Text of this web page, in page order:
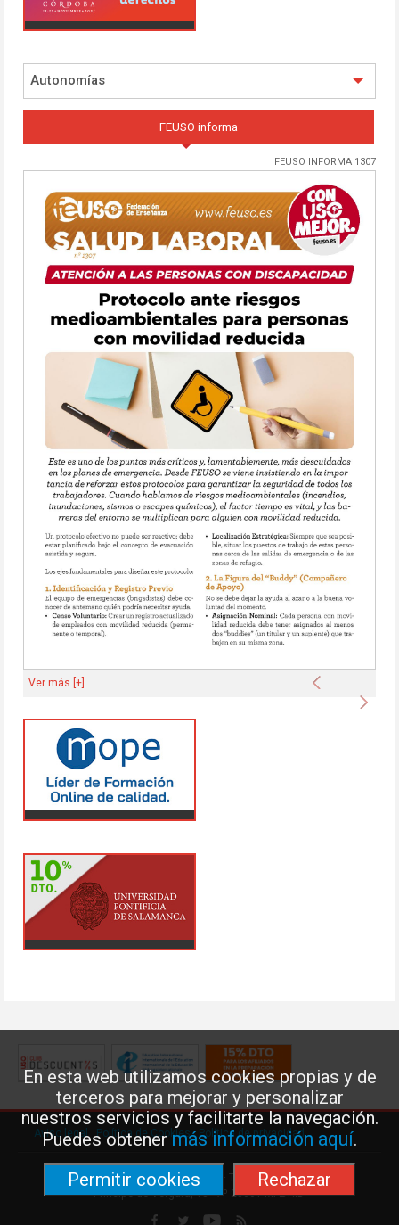
En esta web utilizamos cookies propias y de
terceros para mejorar y personalizar
nuestros servicios y facilitarte la navegación.
Puedes obtenermás información aquí.
Permitir cookies
Rechazar
Autonomías
FEUSO informa
FEUSO INFORMA 1307
Anterior
Ver más [+]
Aviso legal·Política de Cookies·Política de privacidad
Federación de Enseñanza de USO · Teléfono: 91 577 41 13 ·
Príncipe de Vergara, 13 · 7º 28001 MADRID